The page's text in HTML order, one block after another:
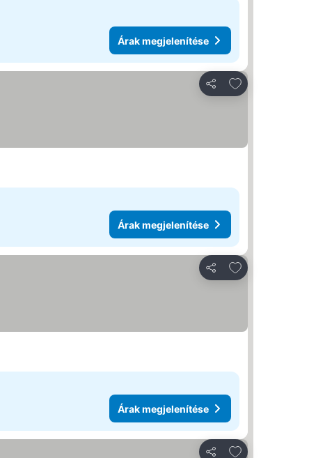
Árak megjelenítése
Megosztás
Hozzáadás a
Árak megjelenítése
Megosztás
Hozzáadás a
Árak megjelenítése
Hozzáadás a